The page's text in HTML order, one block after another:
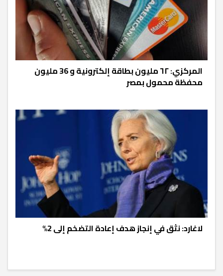
المركزي: ٦٢ مليون بطاقة إلكترونية و 36 مليون
محفظة محمول بمصر
لاغارد: نثق في إنجاز هدف إعادة التضخم إلى 2%